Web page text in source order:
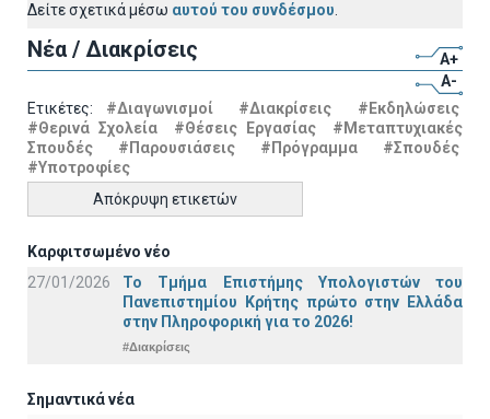
Δείτε σχετικά μέσω αυτού του συνδέσμου
Νέα / Διακρίσεις
A+
A-
Ετικέτες: #Διαγωνισμοί #Διακρίσεις
#Εκδηλώσεις
#Θερινά Σχολεία
#Θέσεις Εργασίας
#Μεταπτυχιακές
Σπουδές
#Παρουσιάσεις #Πρόγραμμα
#Σπουδές
#Υποτροφίες
Απόκρυψη ετικετών
Καρφιτσωμένο νέο
27/01/2026
Το Τμήμα Επιστήμης Υπολογιστών του
Πανεπιστημίου Κρήτης πρώτο στην Ελλάδα
στην Πληροφορική για το 2026!
#Διακρίσεις
Σημαντικά νέα